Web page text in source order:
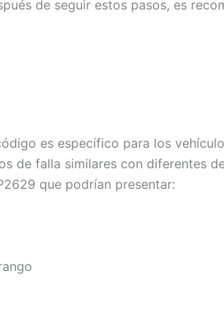
de seguir estos pasos, es
es específico para los
de falla similares con diferentes
que podrían presentar: